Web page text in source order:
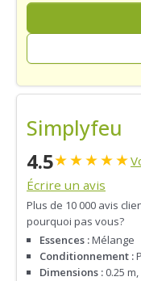
Simplyfeu
4.5★★★★★
Écrire un avis
Plus de 10 000 avis
pourquoi pas vous?
Essences :Mélange
Conditionnement :
Dimensions : 0.25